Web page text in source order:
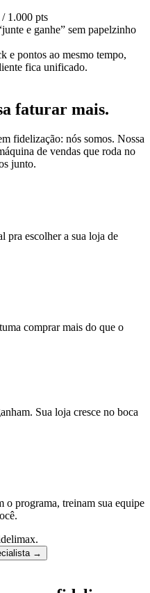
/ 1.000 pts
e ganhe” sem papelzinho
e pontos ao mesmo tempo,
fica unificado.
faturar mais.
fidelização: nós somos. Nossa
de vendas que roda no
junto.
pra escolher a sua loja de
comprar mais do que o
Sua loja cresce no boca
o programa, treinam sua equipe
→